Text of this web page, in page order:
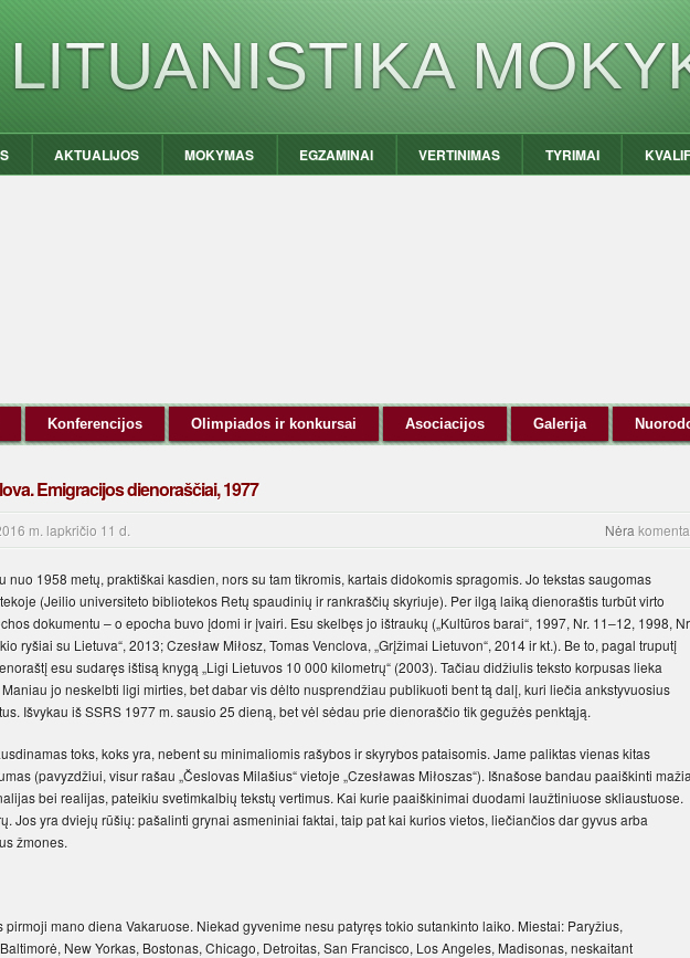
LITUANISTIKA
AKTUALIJOS MOKYMAS EGZAMINAI VERTINIMAS TYRIMAI
Konferencijos Olimpiados ir konkursai Asociacijos Galerija
Emigracijos dienoraščiai, 1977
m. lapkričio 11 d. Nėra
nuo 1958 metų, praktiškai kasdien, nors su tam tikromis, kartais didokomis spragomis. Jo tekstas saugomas
(Jeilio universiteto bibliotekos Retų spaudinių ir rankraščių skyriuje). Per ilgą laiką dienoraštis turbūt virto
dokumentu –­ o epocha buvo įdomi ir įvairi. Esu skelbęs jo ištraukų („Kultūros barai“, 1997, Nr. 11–12, 1998,
ryšiai su Lietuva“, 2013; Czesław Miłosz, Tomas Venclova, „Grįžimai Lietuvon“, 2014 ir kt.). Be to, pagal truputį
esu sudaręs ištisą knygą „Ligi Lietuvos 10 000 kilometrų“ (2003). Tačiau didžiulis teksto korpusas lieka
jo neskelbti ligi mirties, bet dabar vis dėlto nusprendžiau publikuoti bent tą dalį, kuri liečia ankstyvuosius
Išvykau iš SSRS 1977 m. sausio 25 dieną, bet vėl sėdau prie dienoraščio tik gegužės penktąją.
toks, koks yra, nebent su minimaliomis rašybos ir skyrybos pataisomis. Jame paliktas vienas kitas
(pavyzdžiui, visur rašau „Česlovas Milašius“ vietoje „Czesławas Miłoszas“). Išnašose bandau paaiškinti
bei realijas, pateikiu svetimkalbių tekstų vertimus. Kai kurie paaiškinimai duodami laužtiniuose skliaustuose.
Jos yra dviejų rūšių: pašalinti grynai asmeniniai faktai, taip pat kai kurios vietos, liečiančios dar gyvus arba
žmones.
pirmoji mano diena Vakaruose. Niekad gyvenime nesu patyręs tokio sutankinto laiko. Miestai: Paryžius,
New Yorkas, Bostonas, Chicago, Detroitas, San Francisco, Los Angeles, Madisonas, neskaitant